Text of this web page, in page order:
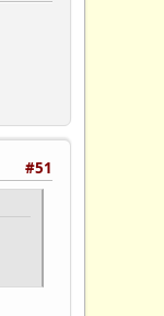
#51